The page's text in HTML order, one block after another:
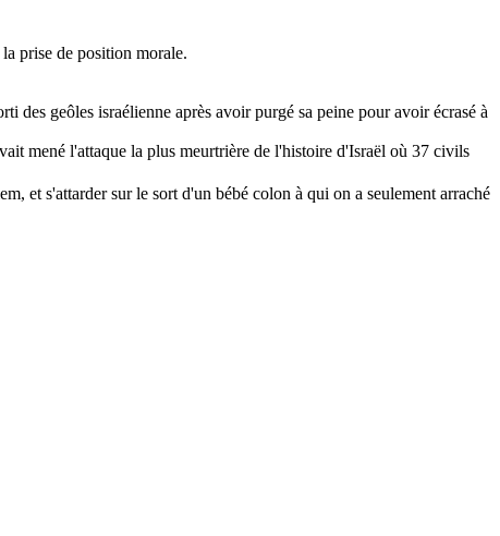
prise de position morale.
des geôles israélienne après avoir purgé sa peine pour avoir écrasé à
mené l'attaque la plus meurtrière de l'histoire d'Israël où 37 civils
et s'attarder sur le sort d'un bébé colon à qui on a seulement arraché